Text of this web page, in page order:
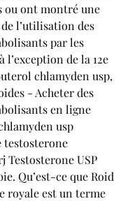
ou ont montré une
l’utilisation des
par les
l’exception de la 12e
chlamyden usp,
- Acheter des
en ligne
usp
testosterone
USP
Qu’est-ce que Roid
royale est un terme